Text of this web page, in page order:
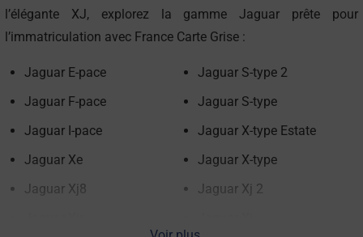
l’élégante XJ, explorez la gamme Jaguar prête pour
l’immatriculation avec France Carte Grise :
Jaguar E-pace
Jaguar F-pace
Jaguar I-pace
Jaguar Xe
Jaguar Xj8
Jaguar S-type 2
Jaguar S-type
Jaguar X-type Estate
Jaguar X-type
Jaguar Xj 2